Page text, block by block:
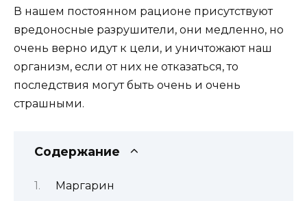
В нашем постоянном рационе присутствуют
вредоносные разрушители, они медленно, но
очень верно идут к цели, и уничтожают наш
организм, если от них не отказаться, то
последствия могут быть очень и очень
страшными.
Содержание
Маргарин